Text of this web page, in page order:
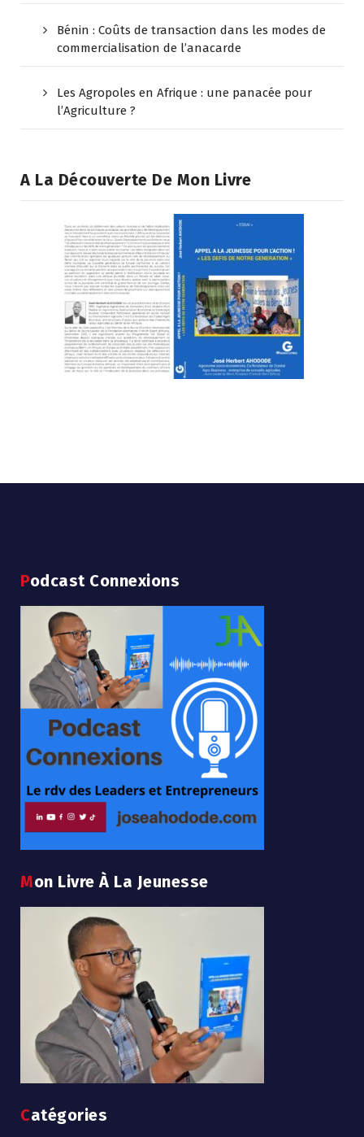
Bénin : Coûts de transaction dans les modes de
commercialisation de l’anacarde
Les Agropoles en Afrique : une panacée pour
l’Agriculture ?
A La Découverte De Mon Livre
Podcast Connexions
Mon Livre À La Jeunesse
Catégories